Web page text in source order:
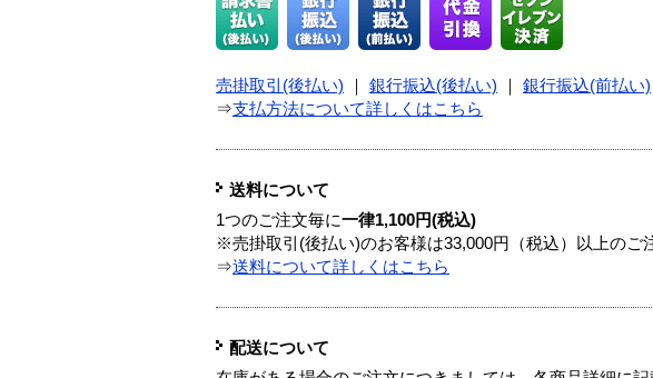
売掛取引(後払い) 銀行振込(後払い) 銀行振込(前払い)
⇒支払方法について詳しくはこちら
送料について
1つのご注文毎に一律1,100円(税込)
※売掛取引(後払い)のお客様は33,000円（税込）以上のご
⇒送料について詳しくはこちら
配送について